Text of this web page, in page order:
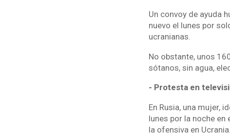
Un convoy de ayuda
nuevo el lunes por
ucranianas.
No obstante, unos
sótanos, sin agua,
- Protesta en
En Rusia, una mujer,
lunes por la noche
la ofensiva en Ucrania.